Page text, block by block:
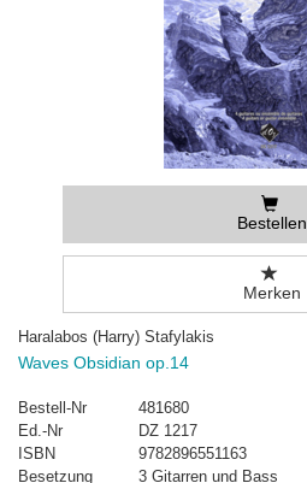
Bestellen
Merken
Haralabos (Harry) Stafylakis
Waves Obsidian op.14
Bestell-Nr
481680
Ed.-Nr
DZ 1217
ISBN
9782896551163
Besetzung
3 Gitarren und Bass